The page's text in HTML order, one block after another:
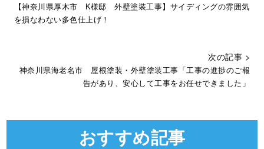
【神奈川県厚木市 K様邸 外壁塗装工事】サイディングの雰囲気
を損なわない多色仕上げ！
次の記事 >
神奈川県海老名市 屋根塗装・外壁塗装工事「工事の進捗のご報
告があり、安心して工事をお任せできました」
おすすめ記事